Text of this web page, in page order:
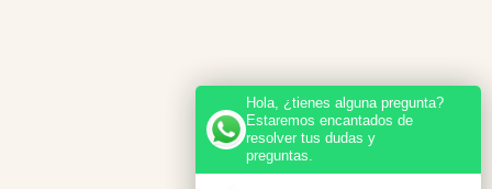
Hola, ¿tienes alguna pregunta?
Estaremos encantados de
resolver tus dudas y
preguntas.